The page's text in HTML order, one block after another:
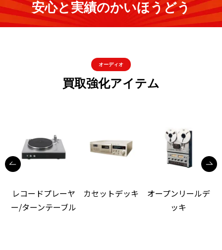
安心と実績のかいほうどう
オーディオ
買取強化アイテム
レコードプレーヤ
ー/ターンテーブル
カセットデッキ
オープンリールデ
ッキ